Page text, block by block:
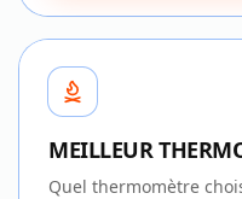
MEILLEUR
Quel thermomètre